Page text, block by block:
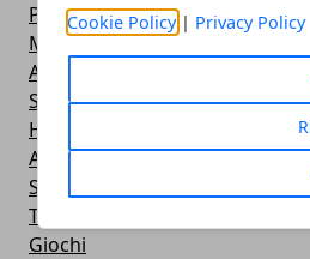
Cookie Policy| Privacy Policy
Power Bank
Mouse e Tastiera
Apple
Stampante
Hardware
Android
Software
Tablet
Giochi